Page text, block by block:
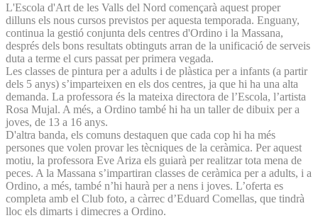
L'Escola d'Art de les Valls del Nord començarà aquest proper
dilluns els nous cursos previstos per aquesta temporada. Enguany,
continua la gestió conjunta dels centres d'Ordino i la Massana,
després dels bons resultats obtinguts arran de la unificació de serveis
duta a terme el curs passat per primera vegada.
Les classes de pintura per a adults i de plàstica per a infants (a partir
dels 5 anys) s’imparteixen en els dos centres, ja que hi ha una alta
demanda. La professora és la mateixa directora de l’Escola, l’artista
Rosa Mujal. A més, a Ordino també hi ha un taller de dibuix per a
joves, de 13 a 16 anys.
D'altra banda, els comuns destaquen que cada cop hi ha més
persones que volen provar les tècniques de la ceràmica. Per aquest
motiu, la professora Eve Ariza els guiarà per realitzar tota mena de
peces. A la Massana s’impartiran classes de ceràmica per a adults, i a
Ordino, a més, també n’hi haurà per a nens i joves. L’oferta es
completa amb el Club foto, a càrrec d’Eduard Comellas, que tindrà
lloc els dimarts i dimecres a Ordino.